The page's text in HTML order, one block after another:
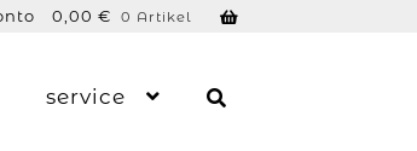
0,00 € 0 Artikel
service